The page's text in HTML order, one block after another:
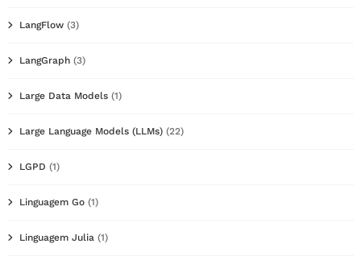
LangFlow (3)
LangGraph (3)
Large Data Models (1)
Large Language Models (LLMs) (22)
LGPD (1)
Linguagem Go (1)
Linguagem Julia (1)